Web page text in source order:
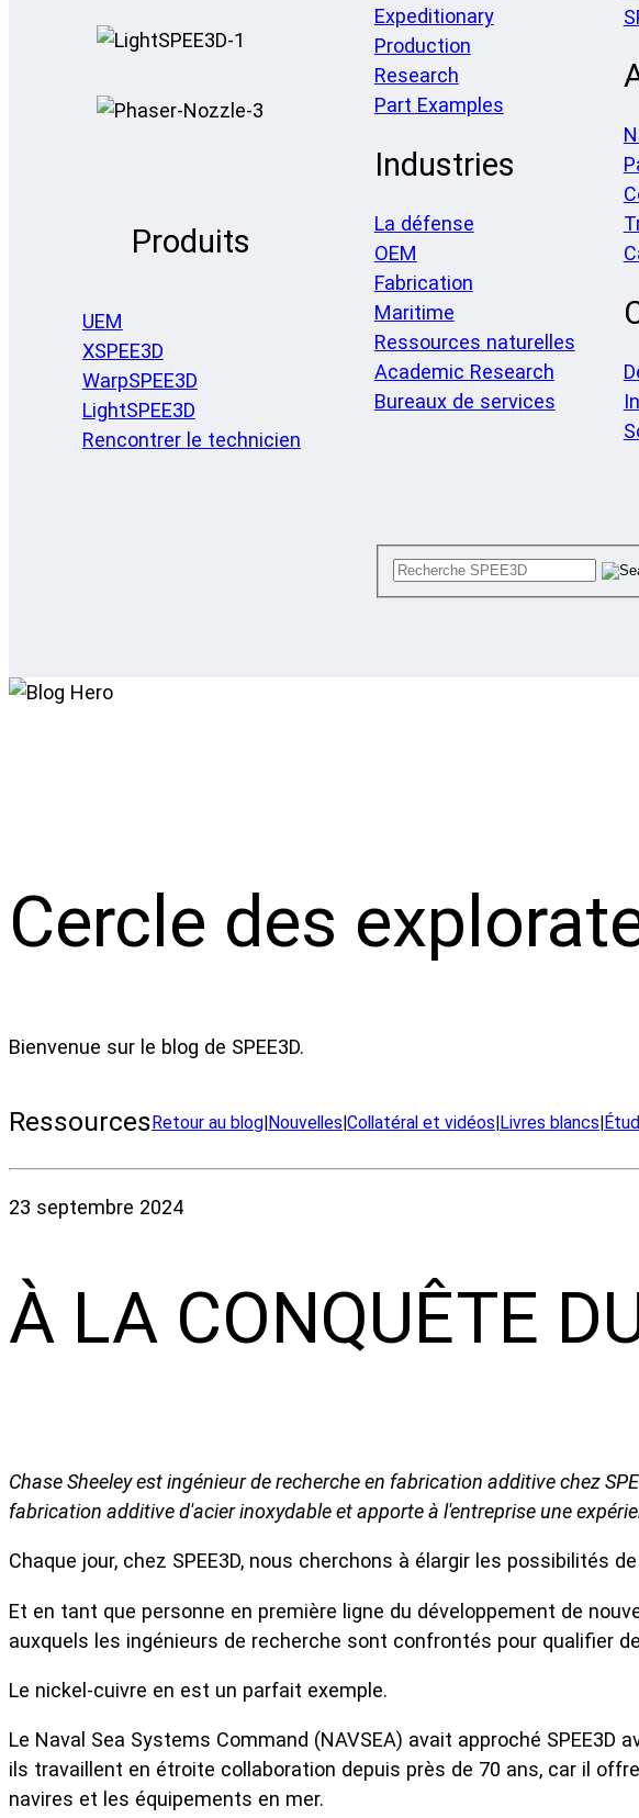
Produits
UEM
XSPEE3D
WarpSPEE3D
LightSPEE3D
Rencontrer le technicien
Expeditionary
Production
Research
Part Examples
Industries
La défense
OEM
Fabrication
Maritime
Ressources naturelles
Academic Research
Bureaux de services
Cercle des
Bienvenue sur le blog de SPEE3D.
RessourcesRetour au blog|Nouvelles|Collatéral et vidéos|Livres blancs|
23 septembre 2024
À LA CONQUÊTE
Chase Sheeley est ingénieur de recherche en fabrication additive chez
fabrication additive d'acier inoxydable et apporte à l'entreprise une
Chaque jour, chez SPEE3D, nous cherchons à élargir les possibilités
Et en tant que personne en première ligne du développement de
auxquels les ingénieurs de recherche sont confrontés pour qualifier
Le nickel-cuivre en est un parfait exemple.
Le Naval Sea Systems Command (NAVSEA) avait approché
ils travaillent en étroite collaboration depuis près de 70 ans, car il
navires et les équipements en mer.